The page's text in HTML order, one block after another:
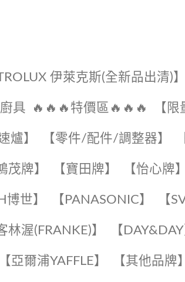
伊萊克斯(全新品出清)】
具 🔥🔥🔥特價區🔥🔥🔥 【
爐】 【零件/配件/調整器】
茂牌】 【寶田牌】 ️【怡心牌】️
博世】 ️【PANASONIC】️ 【
林渥(FRANKE)】️ 【
【亞爾浦YAFFLE】 ️【其他品牌】️